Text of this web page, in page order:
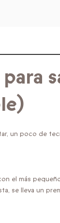
un poco de
el más
se lleva un